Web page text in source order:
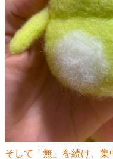
そして「無」を続け、